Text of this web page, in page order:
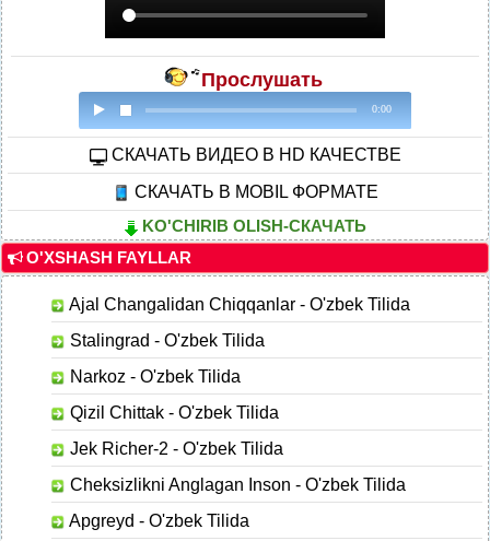
Прослушать
0:00
CКАЧАТЬ ВИДЕО В HD КАЧЕСТВЕ
СКАЧАТЬ В MOBIL ФОРМАТЕ
KO'CHIRIB OLISH-СКАЧАТЬ
O'XSHASH FAYLLAR
Ajal Changalidan Chiqqanlar - O'zbek Tilida
Stalingrad - O'zbek Tilida
Narkoz - O'zbek Tilida
Qizil Chittak - O'zbek Tilida
Jek Richer-2 - O'zbek Tilida
Cheksizlikni Anglagan Inson - O'zbek Tilida
Apgreyd - O'zbek Tilida